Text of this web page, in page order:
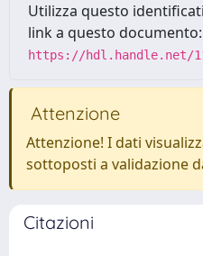
Utilizza questo
link a questo documento:
https://hdl.handle.net/
Attenzione
Attenzione! I dati
sottoposti a validazione
Citazioni